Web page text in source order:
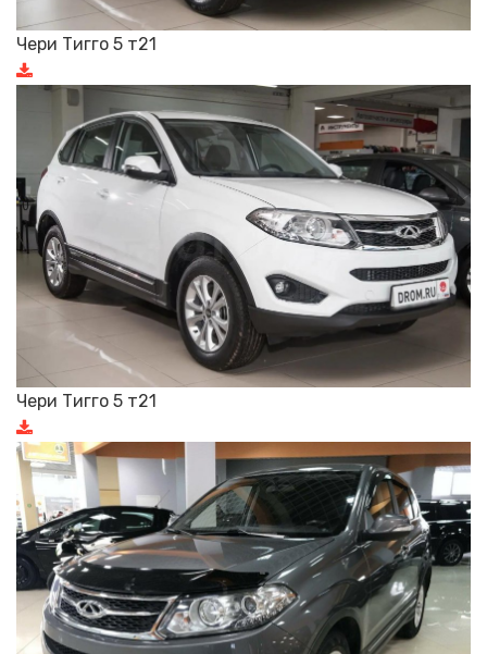
Чери Тигго 5 т21
Чери Тигго 5 т21